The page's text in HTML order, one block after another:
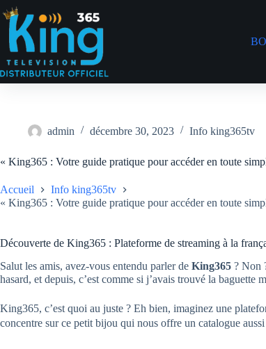
admin décembre 30, 2023 Info king365tv
« King365 : Votre guide pratique pour accéder en toute
Accueil
Info king365tv
« King365 : Votre guide pratique pour accéder en toute
Découverte de King365 : Plateforme de streaming à la
Salut les amis, avez-vous entendu parler de King365 ? Non
hasard, et depuis, c’est comme si j’avais trouvé la baguette
King365, c’est quoi au juste ? Eh bien, imaginez une
concentre sur ce petit bijou qui nous offre un catalogue